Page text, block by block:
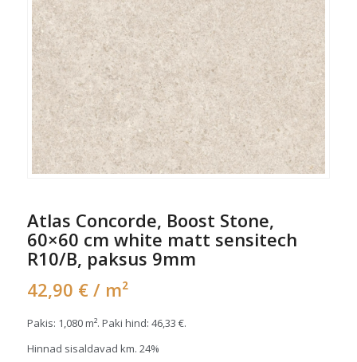
Atlas Concorde, Boost Stone,
60×60 cm white matt sensitech
R10/B, paksus 9mm
42,90 € / m²
Pakis: 1,080 m². Paki hind: 46,33 €.
Hinnad sisaldavad km. 24%